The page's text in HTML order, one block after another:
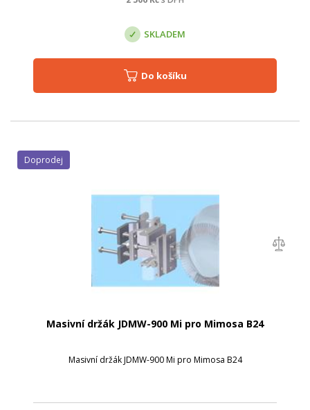
SKLADEM
Do košíku
Masivní držák JDMW-900 Mi pro Mimosa B24
Masivní držák JDMW-900 Mi pro Mimosa B24
Doprodej